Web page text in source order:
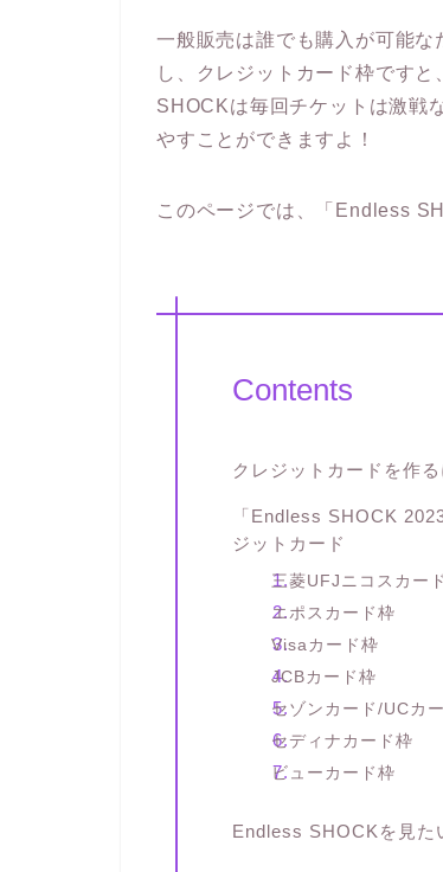
一般販売は誰でも購入が可能
し、クレジットカード枠です
SHOCKは毎回チケットは激戦
やすことができますよ！
このページでは、「Endless
Contents
クレジットカードを作る
「Endless SHOCK
ジットカード
三菱UFJニコスカー
エポスカード枠
Visaカード枠
JCBカード枠
セゾンカード/UCカ
セディナカード枠
ビューカード枠
Endless SHOCKを見た